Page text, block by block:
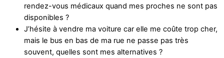
rendez-vous médicaux quand mes proches ne sont pas
disponibles ?
J’hésite à vendre ma voiture car elle me coûte trop cher,
mais le bus en bas de ma rue ne passe pas très
souvent, quelles sont mes alternatives ?